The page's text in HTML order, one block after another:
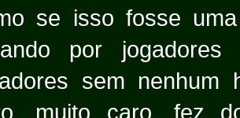
se isso fosse
por
sem nenhum
muito caro, fez